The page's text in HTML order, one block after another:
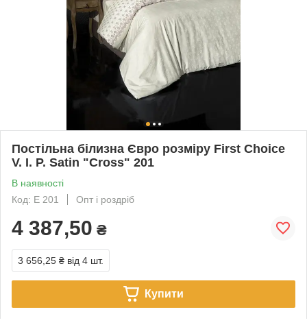
Постільна білизна Євро розміру First Choice
V. I. P. Satin "Cross" 201
В наявності
Код: Е 201
Опт і роздріб
4 387,50 ₴
3 656,25 ₴ від 4 шт.
Купити